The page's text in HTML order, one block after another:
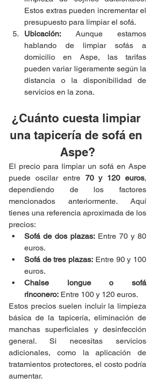
Estos extras pueden incrementar el
presupuesto para limpiar el sofá.
Ubicación: Aunque estamos
hablando de limpiar sofás a
domicilio en Aspe, las tarifas
pueden variar ligeramente según la
distancia o la disponibilidad de
servicios en la zona.
¿Cuánto cuesta limpiar
una tapicería de sofá en
Aspe?
El precio para limpiar un sofá en Aspe
puede oscilar entre 70 y 120 euros,
dependiendo de los factores
mencionados anteriormente. Aquí
tienes una referencia aproximada de los
precios:
Sofá de dos plazas: Entre 70 y 80
euros.
Sofá de tres plazas: Entre 90 y 100
euros.
Chaise longue o sofá
rinconero: Entre 100 y 120 euros.
Estos precios suelen incluir la limpieza
básica de la tapicería, eliminación de
manchas superficiales y desinfección
general. Si necesitas servicios
adicionales, como la aplicación de
tratamientos protectores, el costo podría
aumentar.